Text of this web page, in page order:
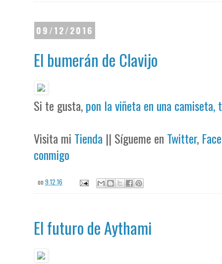
09/12/2016
El bumerán de Clavijo
Si te gusta,pon la viñeta en una camiseta,
Visita mi Tienda || Sígueme en Twitter,
conmigo
on9.12.16
El futuro de Aythami